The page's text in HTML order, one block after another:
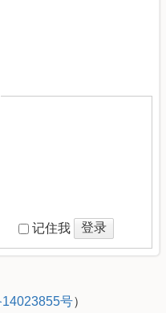
记住我 登录
号）